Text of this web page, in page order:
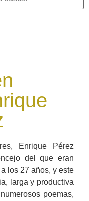
Enrique Pérez
del que eran
los 27 años, y este
larga y productiva
poemas,